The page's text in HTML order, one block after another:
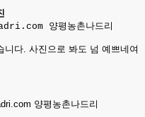
니다. 사진으로 봐도 넘 예쁘네여